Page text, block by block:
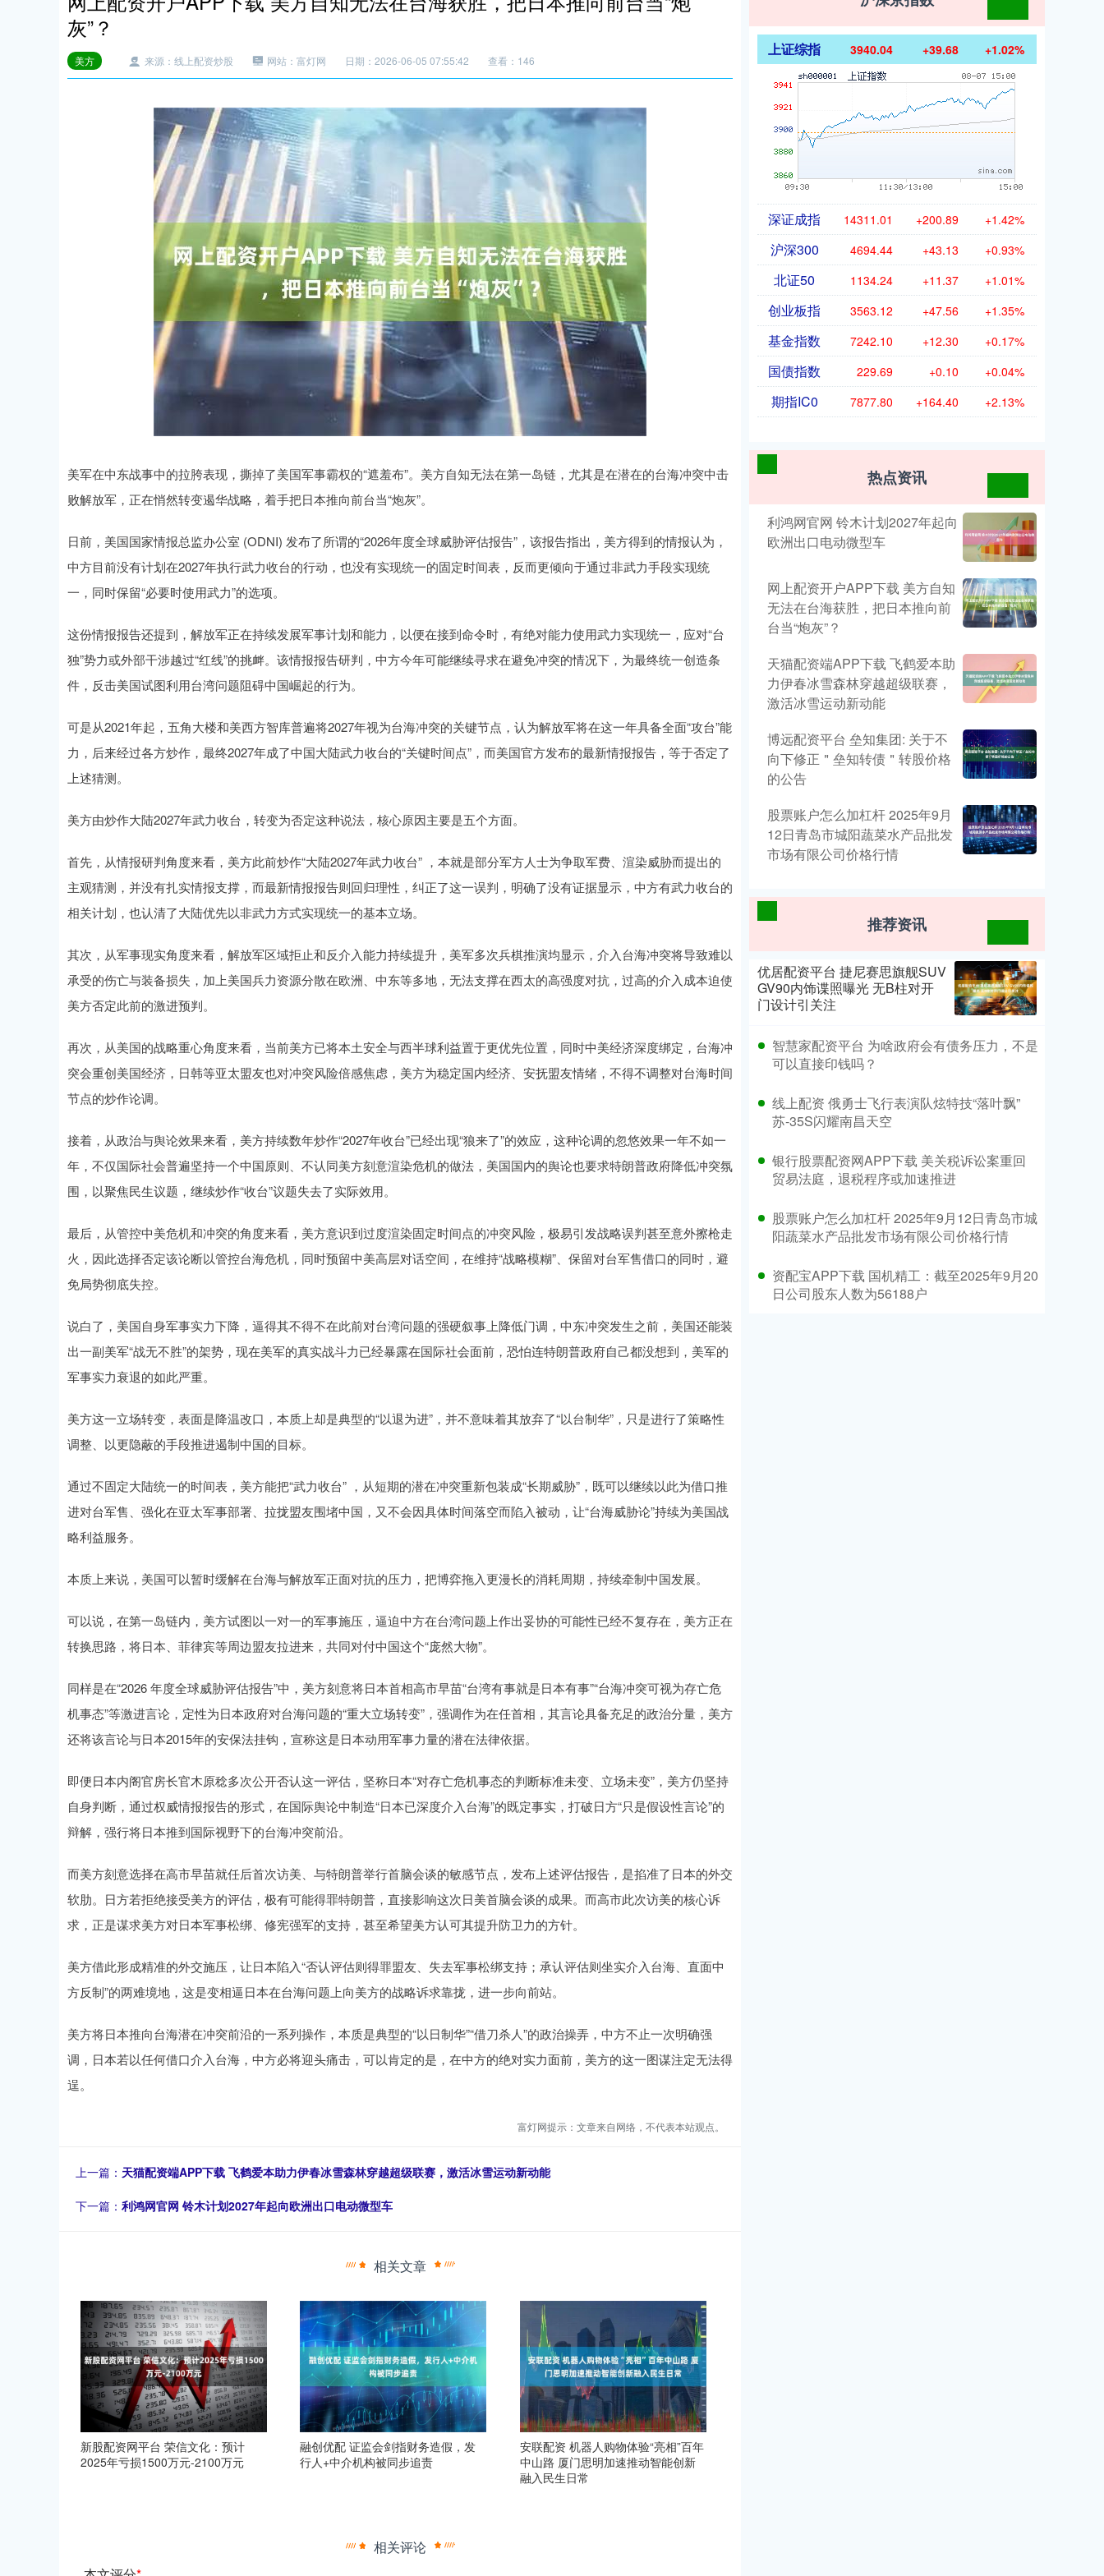
灰”？
美方 来源：线上配资炒股 网站：富灯网 日期：2026-06-05 07:55:42 查看：146
美军在中东战事中的拉胯表现，撕掉了美国军事霸权的“遮羞布”。美方自知无法在第一岛链，尤其是在潜在的台海冲突中击
败解放军，正在悄然转变遏华战略，着手把日本推向前台当“炮灰”。
日前，美国国家情报总监办公室 (ODNI) 发布了所谓的“2026年度全球威胁评估报告”，该报告指出，美方得到的情报认为，
中方目前没有计划在2027年执行武力收台的行动，也没有实现统一的固定时间表，反而更倾向于通过非武力手段实现统
一，同时保留“必要时使用武力”的选项。
这份情报报告还提到，解放军正在持续发展军事计划和能力，以便在接到命令时，有绝对能力使用武力实现统一，应对“台
独”势力或外部干涉越过“红线”的挑衅。该情报报告研判，中方今年可能继续寻求在避免冲突的情况下，为最终统一创造条
件，反击美国试图利用台湾问题阻碍中国崛起的行为。
可是从2021年起，五角大楼和美西方智库普遍将2027年视为台海冲突的关键节点，认为解放军将在这一年具备全面“攻台”能
力，后来经过各方炒作，最终2027年成了中国大陆武力收台的“关键时间点”，而美国官方发布的最新情报报告，等于否定了
上述猜测。
美方由炒作大陆2027年武力收台，转变为否定这种说法，核心原因主要是五个方面。
首先，从情报研判角度来看，美方此前炒作“大陆2027年武力收台” ，本就是部分军方人士为争取军费、渲染威胁而提出的
主观猜测，并没有扎实情报支撑，而最新情报报告则回归理性，纠正了这一误判，明确了没有证据显示，中方有武力收台的
相关计划，也认清了大陆优先以非武力方式实现统一的基本立场。
其次，从军事现实角度来看，解放军区域拒止和反介入能力持续提升，美军多次兵棋推演均显示，介入台海冲突将导致难以
承受的伤亡与装备损失，加上美国兵力资源分散在欧洲、中东等多地，无法支撑在西太的高强度对抗，过高的介入成本迫使
美方否定此前的激进预判。
再次，从美国的战略重心角度来看，当前美方已将本土安全与西半球利益置于更优先位置，同时中美经济深度绑定，台海冲
突会重创美国经济，日韩等亚太盟友也对冲突风险倍感焦虑，美方为稳定国内经济、安抚盟友情绪，不得不调整对台海时间
节点的炒作论调。
接着，从政治与舆论效果来看，美方持续数年炒作“2027年收台”已经出现“狼来了”的效应，这种论调的忽悠效果一年不如一
年，不仅国际社会普遍坚持一个中国原则、不认同美方刻意渲染危机的做法，美国国内的舆论也要求特朗普政府降低冲突氛
围，以聚焦民生议题，继续炒作“收台”议题失去了实际效用。
最后，从管控中美危机和冲突的角度来看，美方意识到过度渲染固定时间点的冲突风险，极易引发战略误判甚至意外擦枪走
火，因此选择否定该论断以管控台海危机，同时预留中美高层对话空间，在维持“战略模糊”、保留对台军售借口的同时，避
免局势彻底失控。
说白了，美国自身军事实力下降，逼得其不得不在此前对台湾问题的强硬叙事上降低门调，中东冲突发生之前，美国还能装
出一副美军“战无不胜”的架势，现在美军的真实战斗力已经暴露在国际社会面前，恐怕连特朗普政府自己都没想到，美军的
军事实力衰退的如此严重。
美方这一立场转变，表面是降温改口，本质上却是典型的“以退为进”，并不意味着其放弃了“以台制华”，只是进行了策略性
调整、以更隐蔽的手段推进遏制中国的目标。
通过不固定大陆统一的时间表，美方能把“武力收台” ，从短期的潜在冲突重新包装成“长期威胁”，既可以继续以此为借口推
进对台军售、强化在亚太军事部署、拉拢盟友围堵中国，又不会因具体时间落空而陷入被动，让“台海威胁论”持续为美国战
略利益服务。
本质上来说，美国可以暂时缓解在台海与解放军正面对抗的压力，把博弈拖入更漫长的消耗周期，持续牵制中国发展。
可以说，在第一岛链内，美方试图以一对一的军事施压，逼迫中方在台湾问题上作出妥协的可能性已经不复存在，美方正在
转换思路，将日本、菲律宾等周边盟友拉进来，共同对付中国这个“庞然大物”。
同样是在“2026 年度全球威胁评估报告”中，美方刻意将日本首相高市早苗“台湾有事就是日本有事”“台海冲突可视为存亡危
机事态”等激进言论，定性为日本政府对台海问题的“重大立场转变”，强调作为在任首相，其言论具备充足的政治分量，美方
还将该言论与日本2015年的安保法挂钩，宣称这是日本动用军事力量的潜在法律依据。
即便日本内阁官房长官木原稔多次公开否认这一评估，坚称日本“对存亡危机事态的判断标准未变、立场未变”，美方仍坚持
自身判断，通过权威情报报告的形式，在国际舆论中制造“日本已深度介入台海”的既定事实，打破日方“只是假设性言论”的
辩解，强行将日本推到国际视野下的台海冲突前沿。
而美方刻意选择在高市早苗就任后首次访美、与特朗普举行首脑会谈的敏感节点，发布上述评估报告，是掐准了日本的外交
软肋。日方若拒绝接受美方的评估，极有可能得罪特朗普，直接影响这次日美首脑会谈的成果。而高市此次访美的核心诉
求，正是谋求美方对日本军事松绑、修宪强军的支持，甚至希望美方认可其提升防卫力的方针。
美方借此形成精准的外交施压，让日本陷入“否认评估则得罪盟友、失去军事松绑支持；承认评估则坐实介入台海、直面中
方反制”的两难境地，这是变相逼日本在台海问题上向美方的战略诉求靠拢，进一步向前站。
美方将日本推向台海潜在冲突前沿的一系列操作，本质是典型的“以日制华”“借刀杀人”的政治操弄，中方不止一次明确强
调，日本若以任何借口介入台海，中方必将迎头痛击，可以肯定的是，在中方的绝对实力面前，美方的这一图谋注定无法得
逞。
富灯网提示：文章来自网络，不代表本站观点。
上一篇： 天猫配资端APP下载 飞鹤爱本助力伊春冰雪森林穿越超级联赛，激活冰雪运动新动能
下一篇： 利鸿网官网 铃木计划2027年起向欧洲出口电动微型车
相关文章
新股配资网平台 荣信文化：预计
2025年亏损1500万元-2100万元
融创优配 证监会剑指财务造假，发
行人+中介机构被同步追责
安联配资 机器人购物体验“亮相”百年
中山路 厦门思明加速推动智能创新
融入民生日常
相关评论
上证综指 3940.04 +39.68 +1.02%
深证成指 14311.01 +200.89 +1.42%
沪深300 4694.44 +43.13 +0.93%
北证50 1134.24 +11.37 +1.01%
创业板指 3563.12 +47.56 +1.35%
基金指数 7242.10 +12.30 +0.17%
国债指数 229.69 +0.10 +0.04%
期指IC0 7877.80 +164.40 +2.13%
热点资讯
利鸿网官网 铃木计划2027年起向
欧洲出口电动微型车
网上配资开户APP下载 美方自知
无法在台海获胜，把日本推向前
台当“炮灰”？
天猫配资端APP下载 飞鹤爱本助
力伊春冰雪森林穿越超级联赛，
激活冰雪运动新动能
博远配资平台 垒知集团: 关于不
向下修正＂垒知转债＂转股价格
的公告
股票账户怎么加杠杆 2025年9月
12日青岛市城阳蔬菜水产品批发
市场有限公司价格行情
推荐资讯
优居配资平台 捷尼赛思旗舰SUV
GV90内饰谍照曝光 无B柱对开
门设计引关注
智慧家配资平台 为啥政府会有债务压力，不是
可以直接印钱吗？
线上配资 俄勇士飞行表演队炫特技“落叶飘”
苏-35S闪耀南昌天空
银行股票配资网APP下载 美关税诉讼案重回
贸易法庭，退税程序或加速推进
股票账户怎么加杠杆 2025年9月12日青岛市城
阳蔬菜水产品批发市场有限公司价格行情
资配宝APP下载 国机精工：截至2025年9月20
日公司股东人数为56188户